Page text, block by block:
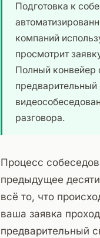
Подготовка к
компаний
просмотрит
Полный конвейер
предварительный
разговора.
Процесс
предыдущее
всё то, что
ваша заявка
предварительный